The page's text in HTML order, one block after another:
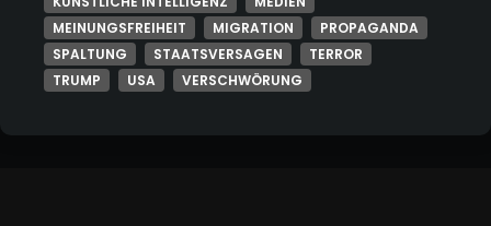
MEINUNGSFREIHEIT
MIGRATION
PROPAGANDA
SPALTUNG
STAATSVERSAGEN
TERROR
TRUMP
USA VERSCHWÖRUNG